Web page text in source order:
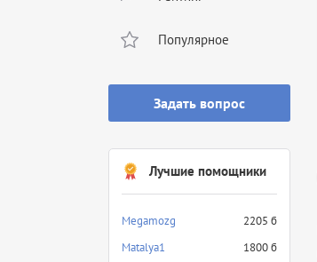
Популярное
Задать вопрос
Лучшие помощники
Megamozg
2205 б
Matalya1
1800 б